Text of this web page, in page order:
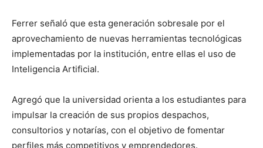
Ferrer señaló que esta generación sobresale por el
aprovechamiento de nuevas herramientas tecnológicas
implementadas por la institución, entre ellas el uso de
Inteligencia Artificial.
Agregó que la universidad orienta a los estudiantes para
impulsar la creación de sus propios despachos,
consultorios y notarías, con el objetivo de fomentar
perfiles más competitivos y emprendedores.